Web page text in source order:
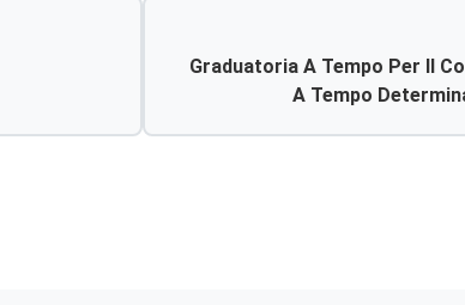
Graduatoria A Tempo Per Il
A Tempo